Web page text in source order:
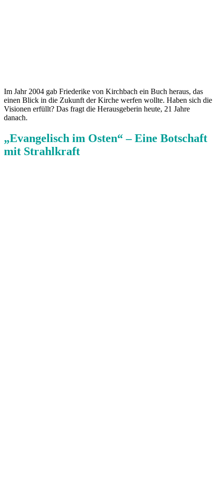
Im Jahr 2004 gab Friederike von Kirchbach ein Buch heraus, das
einen Blick in die Zukunft der Kirche werfen wollte. Haben sich die
Visionen erfüllt? Das fragt die Herausgeberin heute, 21 Jahre
danach.
„Evangelisch im Osten“ – Eine Botschaft
mit Strahlkraft